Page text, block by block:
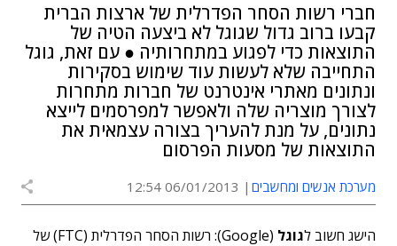
חברי רשות הסחר הפדרלית של ארצות הברית
קבעו ברוב גדול שגוגל לא ביצעה הטיה של
התוצאות כדי לפגוע במתחרותיה ● עם זאת, גוגל
התחייבה שלא לעשות עוד שימוש בסקירות
ונתונים מאתרי אינטרנט של חברות מתחרות
לצורך מוצריה שלה ולאפשר למפרסמים לייצא
נתונים, על מנת להעריך בצורה עצמאית את
התוצאות של מסעות הפרסום
מערכת אנשים ומחשבים 06/01/2013 12:54
הישג חשוב לגוגל
(Google): רשות הסחר הפדרלית (FTC) של